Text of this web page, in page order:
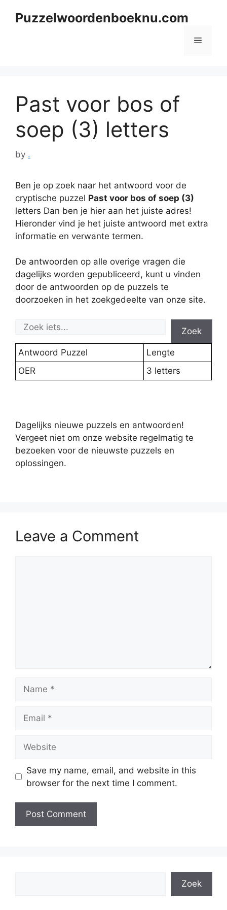
Puzzelwoordenboeknu.com
Menu
Past voor bos of
soep (3) letters
by .
Ben je op zoek naar het antwoord voor de
cryptische puzzel Past voor bos of soep (3)
letters Dan ben je hier aan het juiste adres!
Hieronder vind je het juiste antwoord met extra
informatie en verwante termen.
De antwoorden op alle overige vragen die
dagelijks worden gepubliceerd, kunt u vinden
door de antwoorden op de puzzels te
doorzoeken in het zoekgedeelte van onze site.
Zoek
Antwoord Puzzel
Lengte
OER
3 letters
Dagelijks nieuwe puzzels en antwoorden!
Vergeet niet om onze website regelmatig te
bezoeken voor de nieuwste puzzels en
oplossingen.
Leave a Comment
Save my name, email, and website in this
browser for the next time I comment.
Zoek